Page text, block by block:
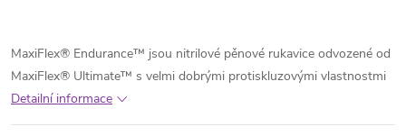
MaxiFlex® Endurance™ jsou nitrilové pěnové rukavice odvozené od
MaxiFlex® Ultimate™ s velmi dobrými protiskluzovými vlastnostmi
Detailní informace